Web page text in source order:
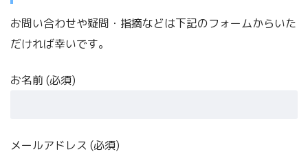
お問い合わせや疑問・指摘などは下記のフォームからいた
だければ幸いです。
お名前 (必須)
メールアドレス (必須)